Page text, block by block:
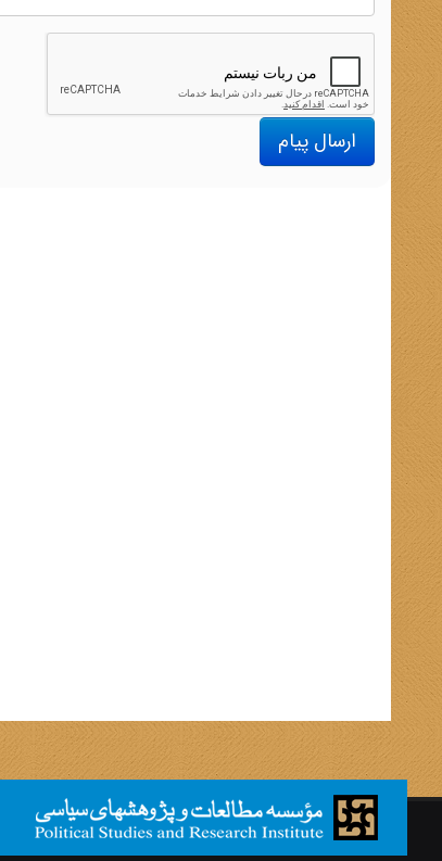
ارسال پیام